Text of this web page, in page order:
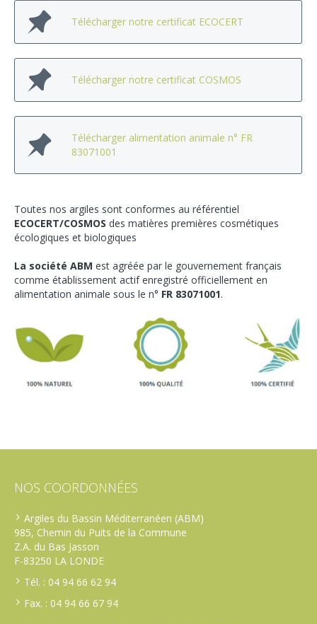
Télécharger notre certificat ECOCERT
Télécharger notre certificat COSMOS
Télécharger alimentation animale n° FR
83071001
Toutes nos argiles sont conformes au référentiel
ECOCERT/COSMOS des matières premières cosmétiques
écologiques et biologiques
La société ABM est agréée par le gouvernement français
comme établissement actif enregistré officiellement en
alimentation animale sous le n° FR 83071001.
NOS COORDONNÉES
Argiles du Bassin Méditerranéen (ABM)
985, Chemin du Puits de la Commune
Z.A. du Bas Jasson
F-83250 LA LONDE
Tél. : 04 94 66 62 94
Fax. : 04 94 66 67 94